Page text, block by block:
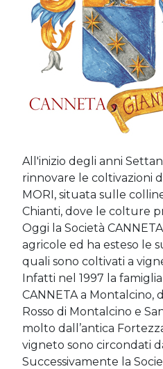
All'inizio degli anni
rinnovare le coltivazioni
MORI, situata sulle
Chianti, dove le colture
Oggi la Società
agricole ed ha esteso le
quali sono coltivati a
Infatti nel 1997 la
CANNETA a
Rosso di Montalcino e
molto dall’antica
vigneto sono circondati
Successivamente la